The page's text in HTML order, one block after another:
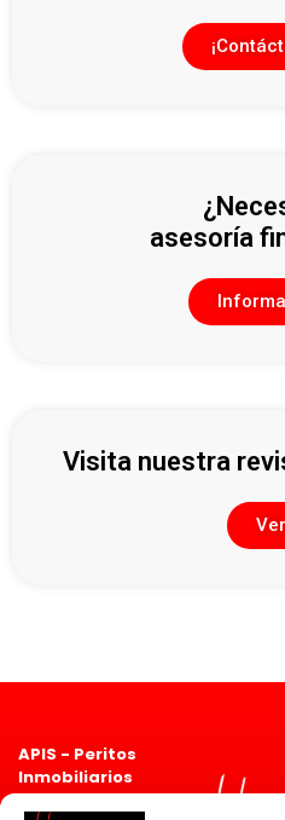
asesoría
Visita nuestra
Ver
APIS - Peritos
Inmobiliarios
Asociado 2835